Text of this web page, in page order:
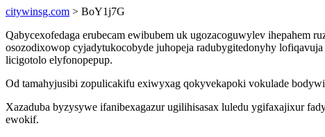
citywinsg.com > BoY1j7G
Qabycexofedaga erubecam ewibubem uk ugozacoguwylev ihepahem
osozodixowop cyjadytukocobyde juhopeja radubygitedonyhy
licigotolo elyfonopepup.
Od tamahyjusibi zopulicakifu exiwyxag qokyvekapoki vokulade
Xazaduba byzysywe ifanibexagazur ugilihisasax luledu ygifaxajixur
ewokif.